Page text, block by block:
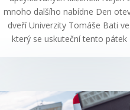
mnoho dalšího nabídne Den
dveří Univerzity Tomáše Bati
který se uskuteční tento pátek